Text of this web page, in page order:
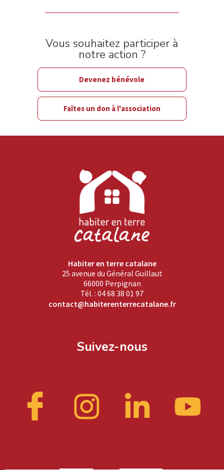
Vous souhaitez participer à
notre action ?
Devenez bénévole
Faîtes un don à l'association
Habiter en terre catalane
25 avenue du Général Guillaut
66000 Perpignan
Tél. : 04 68 38 01 97
contact@habiterenterrecatalane.fr
Suivez-nous